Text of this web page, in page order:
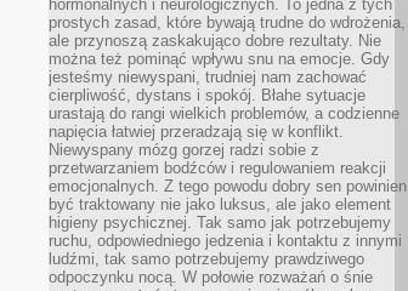
hormonalnych i neurologicznych. To jedna z tych
prostych zasad, które bywają trudne do wdrożenia,
ale przynoszą zaskakująco dobre rezultaty. Nie
można też pominąć wpływu snu na emocje. Gdy
jesteśmy niewyspani, trudniej nam zachować
cierpliwość, dystans i spokój. Błahe sytuacje
urastają do rangi wielkich problemów, a codzienne
napięcia łatwiej przeradzają się w konflikt.
Niewyspany mózg gorzej radzi sobie z
przetwarzaniem bodźców i regulowaniem reakcji
emocjonalnych. Z tego powodu dobry sen powinien
być traktowany nie jako luksus, ale jako element
higieny psychicznej. Tak samo jak potrzebujemy
ruchu, odpowiedniego jedzenia i kontaktu z innymi
ludźmi, tak samo potrzebujemy prawdziwego
odpoczynku nocą. W połowie rozważań o śnie